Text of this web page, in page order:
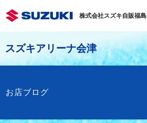
株式会社スズキ自販福島
スズキアリーナ会津
お店ブログ